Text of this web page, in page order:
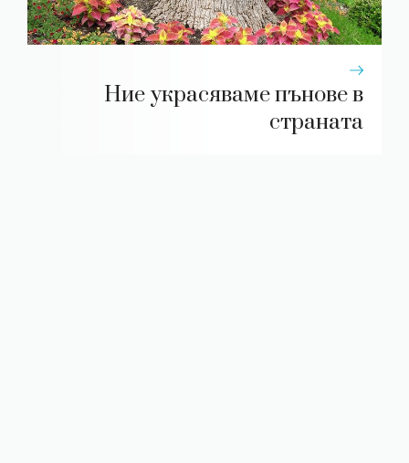
Ние украсяваме пънове в
страната